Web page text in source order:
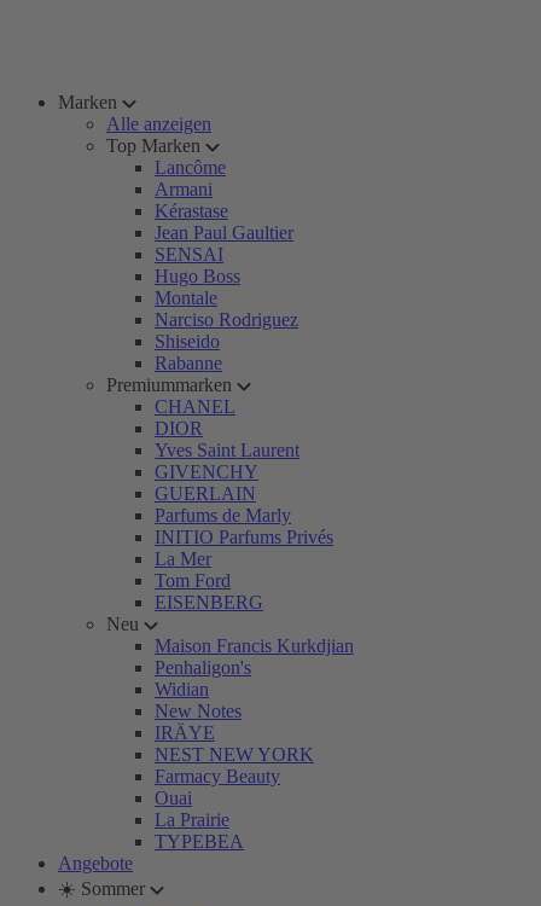
Marken
Alle anzeigen
Top Marken
Lancôme
Armani
Kérastase
Jean Paul Gaultier
SENSAI
Hugo Boss
Montale
Narciso Rodriguez
Shiseido
Rabanne
Premiummarken
CHANEL
DIOR
Yves Saint Laurent
GIVENCHY
GUERLAIN
Parfums de Marly
INITIO Parfums Privés
La Mer
Tom Ford
EISENBERG
Neu
Maison Francis Kurkdjian
Penhaligon's
Widian
New Notes
IRÄYE
NEST NEW YORK
Farmacy Beauty
Ouai
La Prairie
TYPEBEA
Angebote
☀️ Sommer